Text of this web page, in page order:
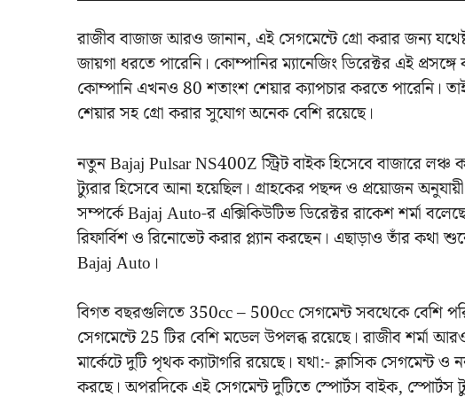
রাজীব বাজাজ আরও জানান, এই সেগমেন্টে গ্রো করার জন্য
জায়গা ধরতে পারেনি। কোম্পানির ম্যানেজিং ডিরেক্টর এই
কোম্পানি এখনও 80 শতাংশ শেয়ার ক্যাপচার করতে পারেনি।
শেয়ার সহ গ্রো করার সুযোগ অনেক বেশি রয়েছে।
নতুন Bajaj Pulsar NS400Z স্ট্রিট বাইক হিসেবে বাজারে
ট্যুরার হিসেবে আনা হয়েছিল। গ্রাহকের পছন্দ ও প্রয়োজন
সম্পর্কে Bajaj Auto-র এক্সিকিউটিভ ডিরেক্টর রাকেশ শর্মা
রিফার্বিশ ও রিনোভেট করার প্ল্যান করছেন। এছাড়াও তাঁর কথা
Bajaj Auto।
বিগত বছরগুলিতে 350cc – 500cc সেগমেন্ট সবথেকে বেশি
সেগমেন্টে 25 টির বেশি মডেল উপলব্ধ রয়েছে। রাজীব শর্মা
মার্কেটে দুটি পৃথক ক্যাটাগরি রয়েছে। যথা:- ক্লাসিক সেগমেন্ট
করছে। অপরদিকে এই সেগমেন্ট দুটিতে স্পোর্টস বাইক, স্পোর্টস